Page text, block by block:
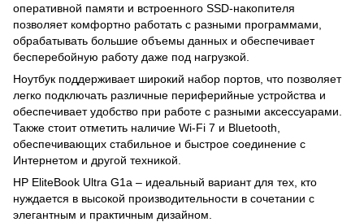
оперативной памяти и встроенного SSD-накопителя
позволяет комфортно работать с разными программами,
обрабатывать большие объемы данных и обеспечивает
бесперебойную работу даже под нагрузкой.
Ноутбук поддерживает широкий набор портов, что позволяет
легко подключать различные периферийные устройства и
обеспечивает удобство при работе с разными аксессуарами.
Также стоит отметить наличие Wi-Fi 7 и Bluetooth,
обеспечивающих стабильное и быстрое соединение с
Интернетом и другой техникой.
HP EliteBook Ultra G1a – идеальный вариант для тех, кто
нуждается в высокой производительности в сочетании с
элегантным и практичным дизайном.